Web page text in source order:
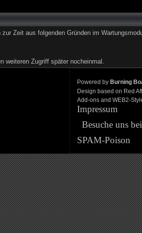
Zeit aus folgenden Gründen im
weiteren Zugriff später nocheinmal.
Powered by Burning
Design based on Red
Add-ons and WEB2-
Impressum
Besuche uns
SPAM-Poison